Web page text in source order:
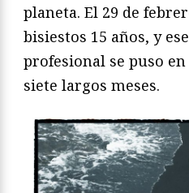
planeta. El 29 de
bisiestos 15 años, y
profesional se puso
siete largos meses.